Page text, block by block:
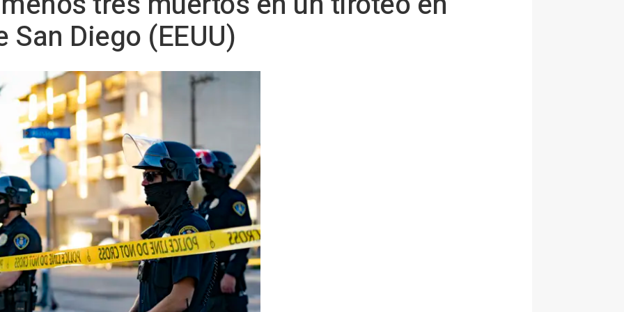
Diego (EEUU)